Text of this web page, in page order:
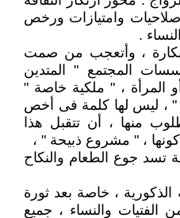
صلاحيات وامتيازات ورخص
.
، وأتعجب من صمت
المجتمع " المتدين
المرأة ، " ملكية خاصة "
" ، ليس لها كلمة فى أخص
منها ، أن تتقبل هذا
، " مشروع ذبيحة " ،
تسد جوع الطعام والنكاح
، خاصة بعد ثورة
الفتيات والنساء ، جميع